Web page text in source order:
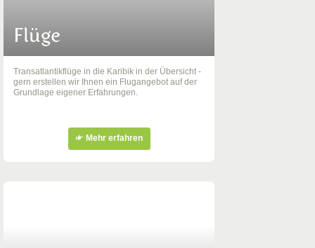
Flüge
Transatlantikflüge in die Karibik in der Übersicht -
gern erstellen wir Ihnen ein Flugangebot auf der
Grundlage eigener Erfahrungen.
Mehr erfahren